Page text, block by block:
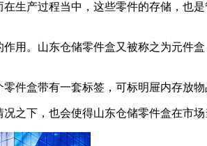
产过程当中，这些零件的存储，也
用。山东仓储零件盒又被称之为元件
盒带有一套标签，可标明屉内存放物
之下，也会使得山东仓储零件盒在市场